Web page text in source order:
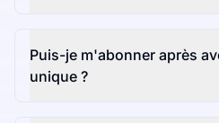
Puis-je m'abonner après
unique ?